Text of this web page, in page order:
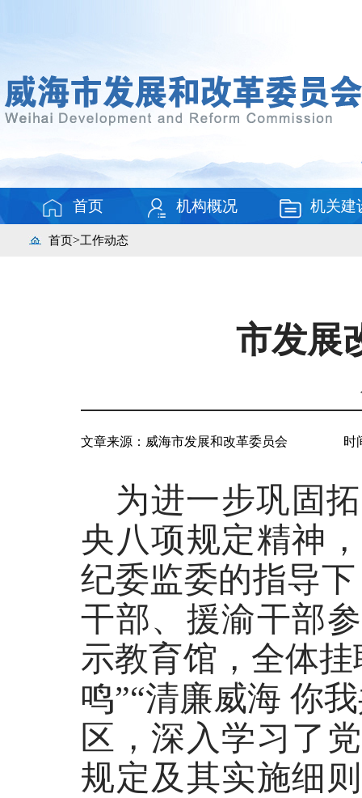
首页 机构概况 机关建
首页>工作动态
市发展
文章来源： 威海市发展和改革委员会 时
为进一步巩固
央八项规定精神
纪委监委的指导
干部、援渝干部
示教育馆，全体挂
鸣”“清廉威海 你
区 ，深入学习了
规定及其实施细